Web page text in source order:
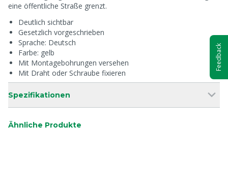
eine öffentliche Straße grenzt.
Deutlich sichtbar
Gesetzlich vorgeschrieben
Sprache: Deutsch
Farbe: gelb
Mit Montagebohrungen versehen
Mit Draht oder Schraube fixieren
Spezifikationen
Ähnliche Produkte
Feedback